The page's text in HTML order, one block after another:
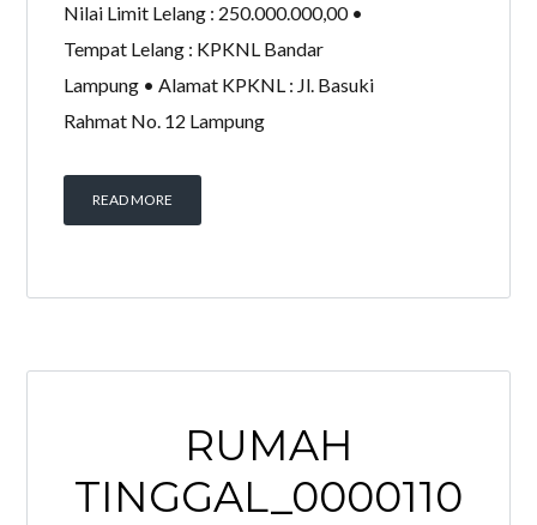
Nilai Limit Lelang : 250.000.000,00 •
Tempat Lelang : KPKNL Bandar
Lampung • Alamat KPKNL : Jl. Basuki
Rahmat No. 12 Lampung
READ MORE
RUMAH
TINGGAL_0000110